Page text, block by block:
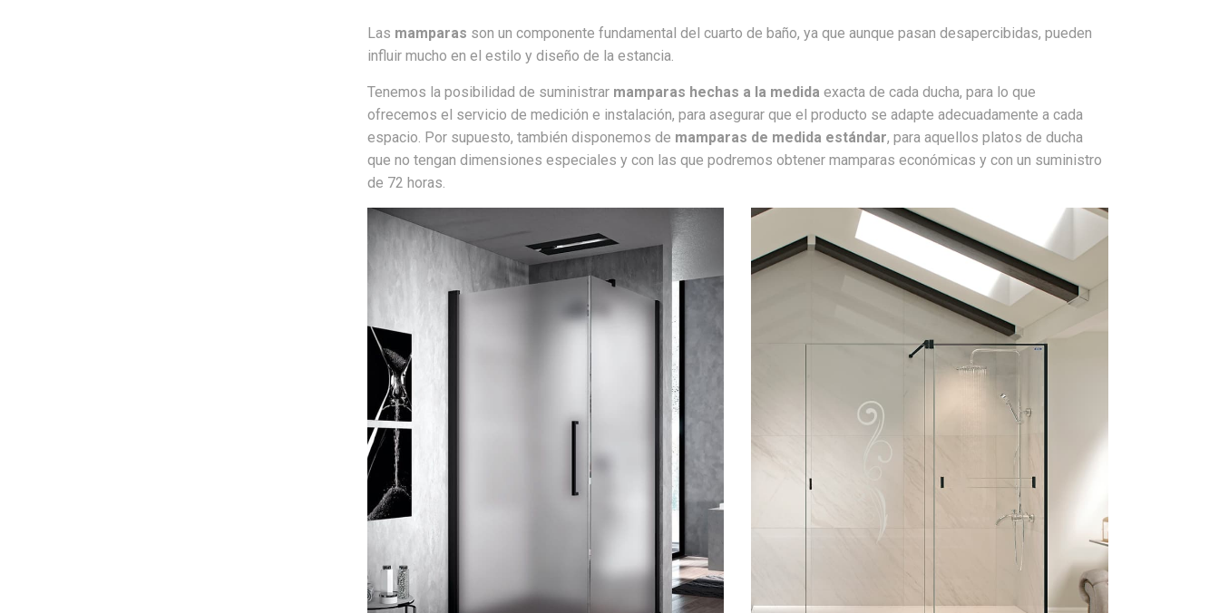
Las mamparas son un componente fundamental del cuarto de baño, ya que aunque pasan desapercibidas, pueden
influir mucho en el estilo y diseño de la estancia.
Tenemos la posibilidad de suministrar mamparas hechas a la medida exacta de cada ducha, para lo que
ofrecemos el servicio de medición e instalación, para asegurar que el producto se adapte adecuadamente a cada
espacio. Por supuesto, también disponemos de mamparas de medida estándar, para aquellos platos de ducha
que no tengan dimensiones especiales y con las que podremos obtener mamparas económicas y con un suministro
de 72 horas.